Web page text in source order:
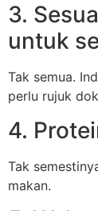
3.
untuk
Tak semua.
perlu rujuk
4.
Tak
makan.